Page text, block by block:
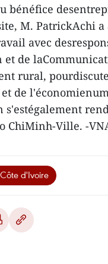
bénéfice
M. PatrickAchi
avec
de
rural,
de
s'estégalement
ChiMinh-Ville. -
d'Ivoire